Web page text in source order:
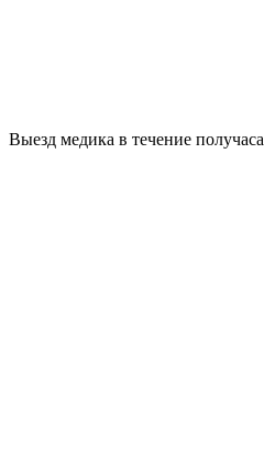
Выезд медика в течение получаса